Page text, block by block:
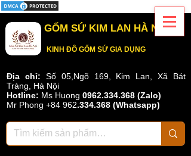
GỐM SỨ KIM LAN HÀ NỘI
KINH ĐÔ GỐM SỨ GIA DỤNG
Địa chỉ: Số 05,Ngõ 169, Kim Lan, Xã Bát
Tràng, Hà Nội
Hotline: Ms Huong 0962.334.368 (Zalo)
Mr Phong +84 962.334.368 (Whatsapp)